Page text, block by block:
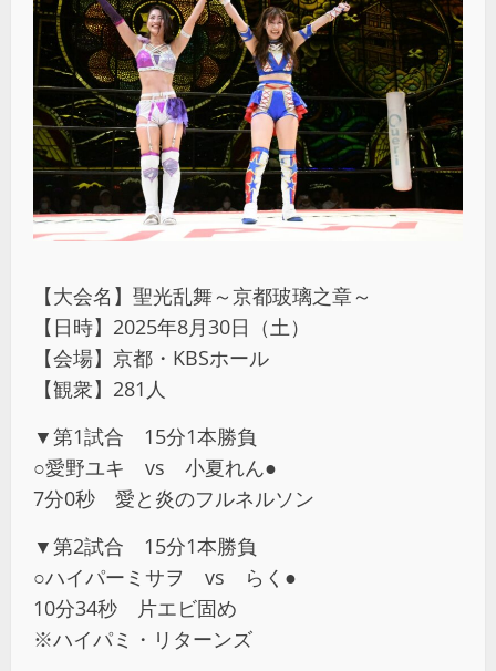
【大会名】聖光乱舞～京都玻璃之章～
【日時】2025年8月30日（土）
【会場】京都・KBSホール
【観衆】281人
▼第1試合 15分1本勝負
○愛野ユキ vs 小夏れん●
7分0秒 愛と炎のフルネルソン
▼第2試合 15分1本勝負
○ハイパーミサヲ vs らく●
10分34秒 片エビ固め
※ハイパミ・リターンズ